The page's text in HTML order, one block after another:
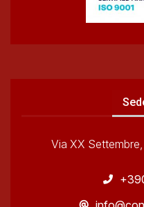
Via XX